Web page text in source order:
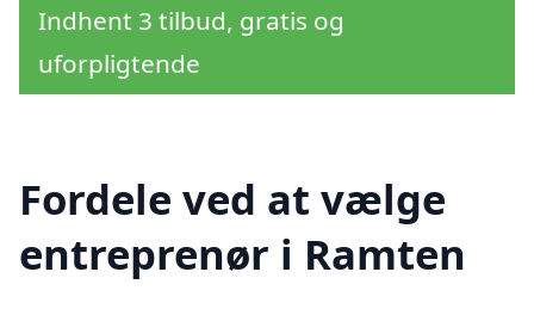
Indhent 3 tilbud, gratis og
uforpligtende
Fordele ved at vælge
entreprenør i Ramten